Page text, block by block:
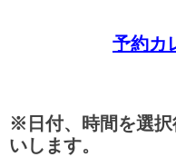
予約カ
※日付、時間を選択
いします。